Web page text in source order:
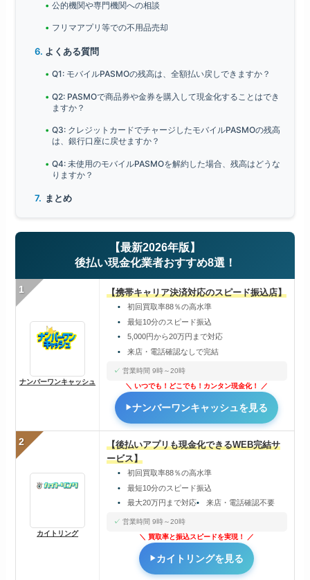
公的機関や専門機関への相談
フリマアプリ等での不用品売却
よくある質問
Q1: モバイルPASMOの残高は、全額払い戻しできますか？
Q2: PASMOで商品券や金券を購入して現金化することはでき
ますか？
Q3: クレジットカードでチャージしたモバイルPASMOの残高
は、銀行口座に戻せますか？
Q4: 未使用のモバイルPASMOを解約した場合、残高はどうな
りますか？
まとめ
【最新2026年版】
後払い現金化業者おすすめ8選！
1
ナンバーワンキャッシュ
【携帯キャリア決済対応のスピード振込店】
初回買取率88％の高水準
最短10分のスピード振込
5,000円から20万円まで対応
来店・電話確認なしで完結
営業時間 9時～20時
いつでも！どこでも！カンタン現金化！
ナンバーワンキャッシュを見る
2
カイトリング
【後払いアプリも現金化できるWEB完結サ
ービス】
初回買取率88％の高水準
最短10分のスピード振込
最大20万円まで対応
来店・電話確認不要
営業時間 9時～20時
買取率と振込スピードを実現！
カイトリングを見る